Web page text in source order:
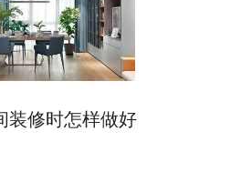
装修时怎样做好